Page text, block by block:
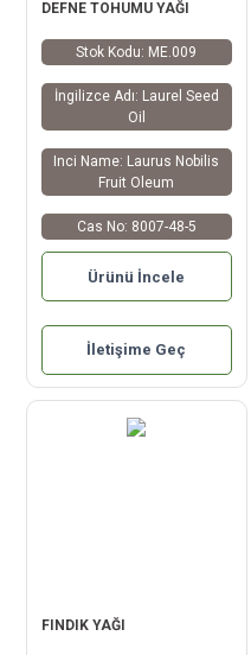
DEFNE TOHUMU YAĞI
Stok Kodu: ME.009
İngilizce Adı: Laurel Seed
Oil
Inci Name: Laurus Nobilis
Fruit Oleum
Cas No: 8007-48-5
Ürünü İncele
İletişime Geç
FINDIK YAĞI